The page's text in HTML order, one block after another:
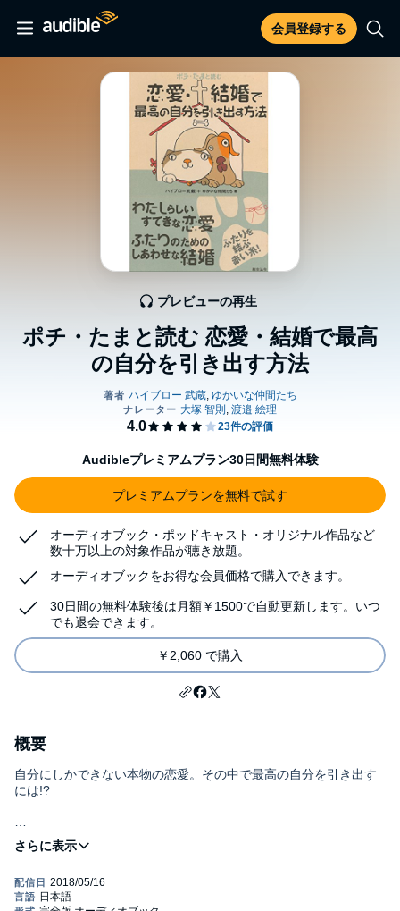
会員登録する
ポチ・たまと読む 恋愛・結婚で最高
の自分を引き出す方法
プレビューの再生
Audibleプレミアムプラン30日間無料体験
プレミアムプランを無料で試す
オーディオブック・ポッドキャスト・オリジナル作品など
数十万以上の対象作品が聴き放題。
オーディオブックをお得な会員価格で購入できます。
30日間の無料体験後は月額￥1500で自動更新します。いつ
でも退会できます。
￥2,060 で購入
概要
自分にしかできない本物の恋愛。その中で最高の自分を引き出す
には!?
恋愛は、人生の中での大きなテーマ。
これに今一番悩んでいるという方も多いのではないでしょうか?
どういう恋愛をするかによって、そして、どんな男、どんな女と
付き合い、結ばれるかによって、その人の人生が左右されてしま